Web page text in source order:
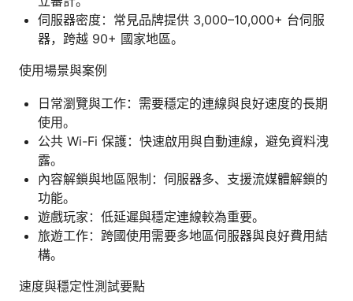
伺服器密度：常見品牌提供 3,000–10,000+ 台伺服
器，跨越 90+ 國家地區。
使用場景與案例
日常瀏覽與工作：需要穩定的連線與良好速度的長期
使用。
公共 Wi-Fi 保護：快速啟用與自動連線，避免資料洩
露。
內容解鎖與地區限制：伺服器多、支援流媒體解鎖的
功能。
遊戲玩家：低延遲與穩定連線較為重要。
旅遊工作：跨國使用需要多地區伺服器與良好費用結
構。
速度與穩定性測試要點